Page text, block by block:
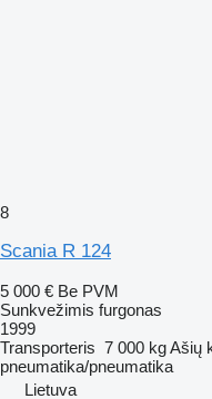
8
Scania R 124
5 000 € Be PVM
Sunkvežimis furgonas
1999
Transporteris 7 000 kgAšių
pneumatika/pneumatika
Lietuva